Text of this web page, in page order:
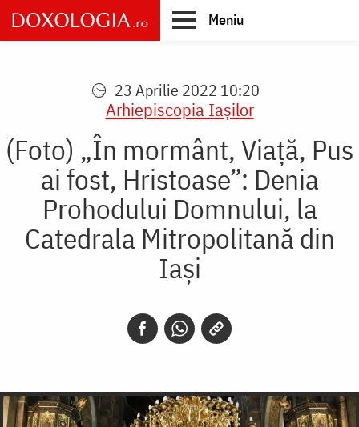
Skip
to
main
Meniu
23 Aprilie 2022 10:20
Arhiepiscopia Iaşilor
(Foto) „În mormânt, Viaţă, Pus
ai fost, Hristoase”: Denia
Prohodului Domnului, la
Catedrala Mitropolitană din
Iași